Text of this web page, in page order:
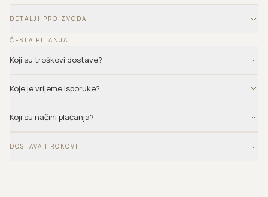
DETALJI PROIZVODA
ČESTA PITANJA
Koji su troškovi dostave?
Koje je vrijeme isporuke?
Koji su načini plaćanja?
DOSTAVA I ROKOVI